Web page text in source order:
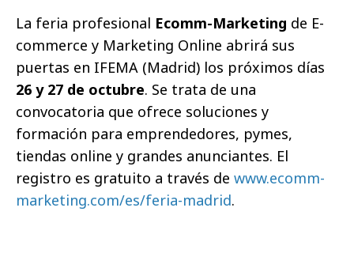
La feria profesional Ecomm-Marketing de E-
commerce y Marketing Online abrirá sus
puertas en IFEMA (Madrid) los próximos días
26 y 27 de octubre. Se trata de una
convocatoria que ofrece soluciones y
formación para emprendedores, pymes,
tiendas online y grandes anunciantes. El
registro es gratuito a través de www.ecomm-
marketing.com/es/feria-madrid.